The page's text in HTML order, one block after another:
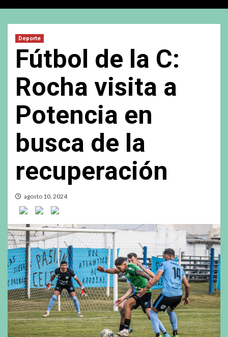
Deporte
Fútbol de la C:
Rocha visita a
Potencia en
busca de la
recuperación
agosto 10, 2024